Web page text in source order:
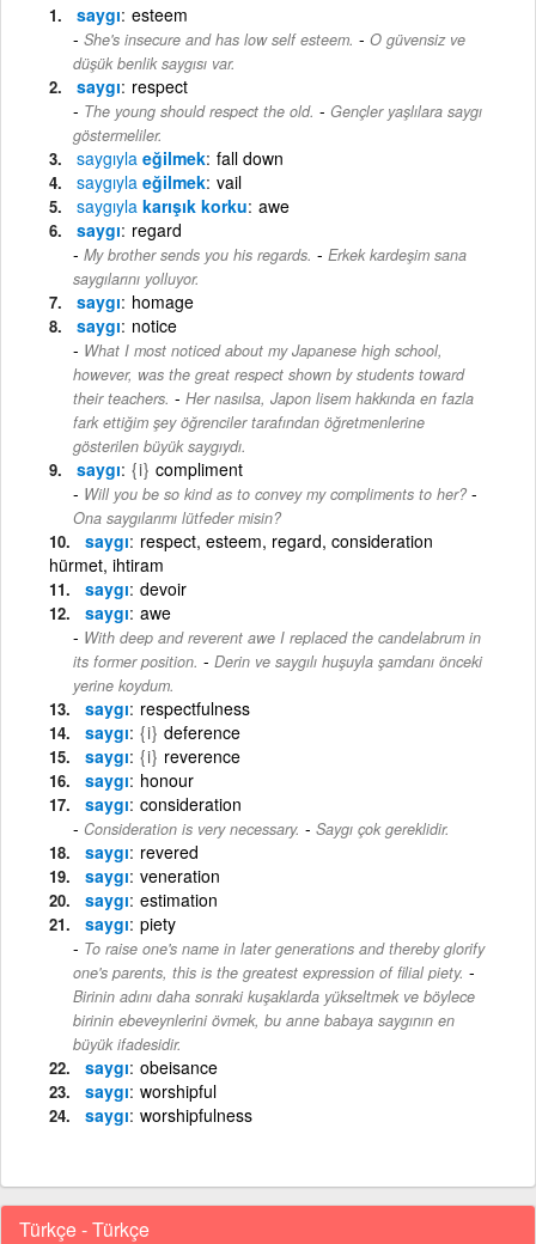
saygı esteem
She's insecure and has low self esteem. - O güvensiz ve
düşük benlik saygısı var.
saygı respect
The young should respect the old. - Gençler yaşlılara saygı
göstermeliler.
saygıyla eğilmek fall down
saygıyla eğilmek vail
saygıyla karışık korku awe
saygı regard
My brother sends you his regards. - Erkek kardeşim sana
saygılarını yolluyor.
saygı homage
saygı notice
What I most noticed about my Japanese high school,
however, was the great respect shown by students toward
their teachers. - Her nasılsa, Japon lisem hakkında en fazla
fark ettiğim şey öğrenciler tarafından öğretmenlerine
gösterilen büyük saygıydı.
saygı {i} compliment
Will you be so kind as to convey my compliments to her? -
Ona saygılarımı lütfeder misin?
saygı respect, esteem, regard, consideration
hürmet, ihtiram
saygı devoir
saygı awe
With deep and reverent awe I replaced the candelabrum in
its former position. - Derin ve saygılı huşuyla şamdanı önceki
yerine koydum.
saygı respectfulness
saygı {i} deference
saygı {i} reverence
saygı honour
saygı consideration
Consideration is very necessary. - Saygı çok gereklidir.
saygı revered
saygı veneration
saygı estimation
saygı piety
To raise one's name in later generations and thereby glorify
one's parents, this is the greatest expression of filial piety. -
Birinin adını daha sonraki kuşaklarda yükseltmek ve böylece
birinin ebeveynlerini övmek, bu anne babaya saygının en
büyük ifadesidir.
saygı obeisance
saygı worshipful
saygı worshipfulness
Türkçe - Türkçe